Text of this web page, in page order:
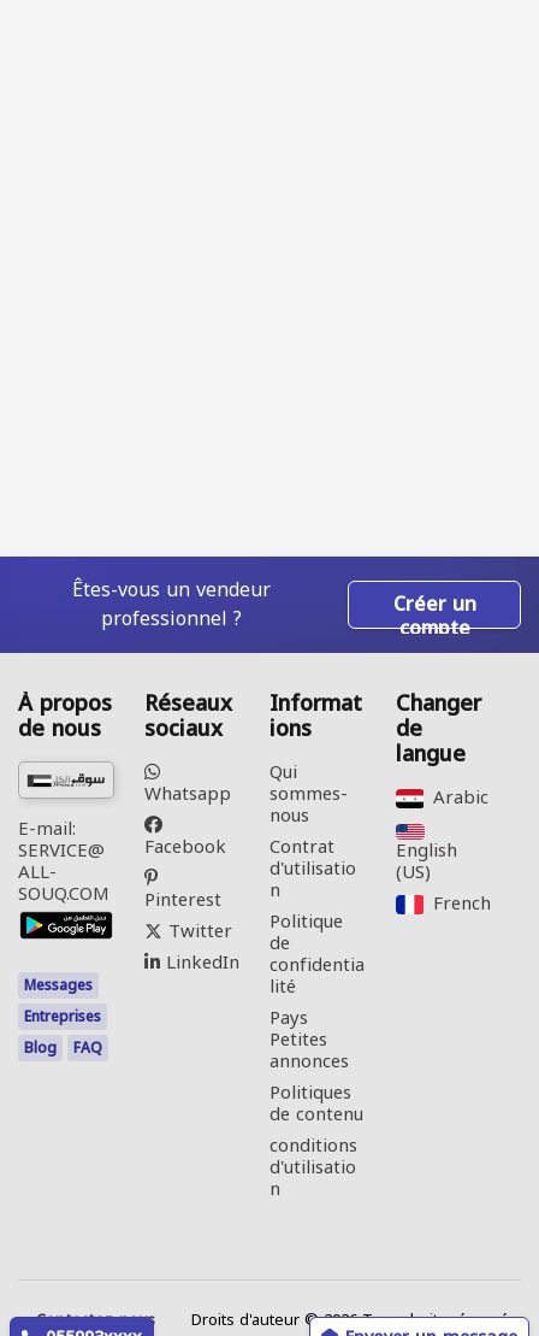
Êtes-vous un vendeur
professionnel ? Créer un
compte
À propos
de nous
E-mail:
SERVICE@
ALL-
SOUQ.COM
Messages
Entreprises
Blog
FAQ
Réseaux
sociaux
Whatsapp
Facebook
Pinterest
Twitter
LinkedIn
Informat
ions
Qui
sommes-
nous
Contrat
d'utilisatio
n
Politique
de
confidentia
lité
Pays
Petites
annonces
Politiques
de contenu
conditions
d'utilisatio
n
Changer
de
langue
Arabic‎
English
(US)‎
French‎
Contactez-nous
Droits d'auteur © 2026 Tous droits réservés.